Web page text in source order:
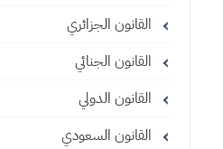
القانون الجزائري
القانون الجنائي
القانون الدولي
القانون السعودي